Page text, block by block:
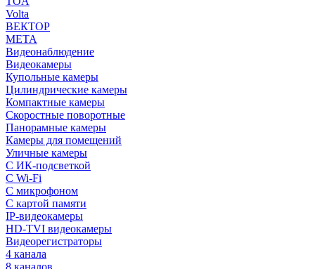
Volta
ВЕКТОР
МЕТА
Видеонаблюдение
Видеокамеры
Купольные камеры
Цилиндрические камеры
Компактные камеры
Скоростные поворотные
Панорамные камеры
Камеры для помещений
Уличные камеры
С ИК-подсветкой
С Wi-Fi
С микрофоном
С картой памяти
IP-видеокамеры
HD-TVI видеокамеры
Видеорегистраторы
4 канала
8 каналов